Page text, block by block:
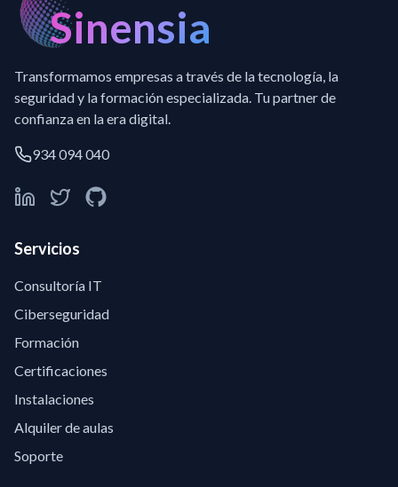
Sinensia
Transformamos empresas a través de la tecnología, la
seguridad y la formación especializada. Tu partner de
confianza en la era digital.
934 094 040
Servicios
Consultoría IT
Ciberseguridad
Formación
Certificaciones
Instalaciones
Alquiler de aulas
Soporte